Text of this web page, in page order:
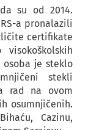
su od 2014.
a pronalazili
certifikate
je steklo
stekli
rad na ovom
osumnjičenih.
Cazinu,